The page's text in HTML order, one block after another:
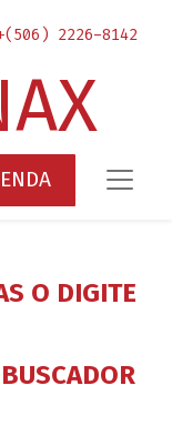
2226-8142
O DIGITE